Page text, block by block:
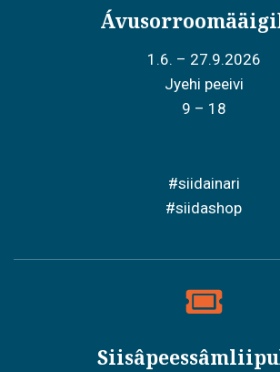
1.6. – 27.9.2026
Jyehi peeivi
9 – 18
#siidainari
#siidashop